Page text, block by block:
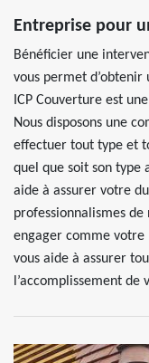
Entreprise pour
Bénéficier une
vous permet
ICP Couverture est
Nous disposons une
effectuer tout type et
quel que soit son type
aide à assurer votre
professionnalismes
engager comme votre
vous aide à assurer
l’accomplissement de